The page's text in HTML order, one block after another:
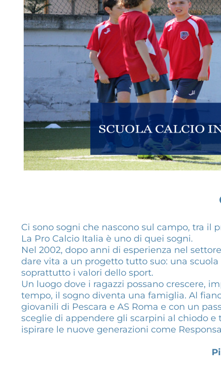
Ci sono sogni che nascono sul campo, tra il
La Pro Calcio Italia è uno di quei sogni.
Nel 2002, dopo anni di esperienza nel
dare vita a un progetto tutto suo: una
soprattutto i valori dello sport.
Un luogo dove i ragazzi possano crescere,
tempo, il sogno diventa una famiglia. Al
giovanili di Pescara e AS Roma e con un
sceglie di appendere gli scarpini al chiodo
ispirare le nuove generazioni come